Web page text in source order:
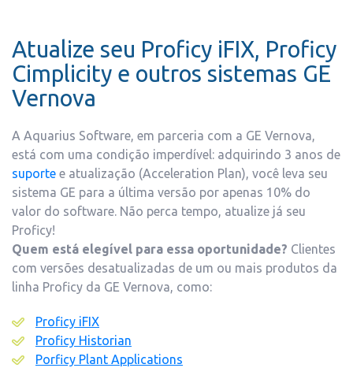
Atualize seu Proficy iFIX, Proficy
Cimplicity e outros sistemas GE
Vernova
A Aquarius Software, em parceria com a GE Vernova,
está com uma condição imperdível: adquirindo 3 anos de
suporte e atualização (Acceleration Plan), você leva seu
sistema GE para a última versão por apenas 10% do
valor do software. Não perca tempo, atualize já seu
Proficy!
Quem está elegível para essa oportunidade? Clientes
com versões desatualizadas de um ou mais produtos da
linha Proficy da GE Vernova, como:
Proficy iFIX
Proficy Historian
Porficy Plant Applications